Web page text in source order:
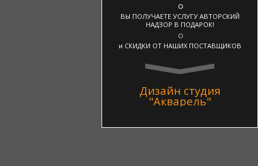
ВЫ ПОЛУЧАЕТЕ УСЛУГУ АВТОРСКИЙ
НАДЗОР В ПОДАРОК!
и СКИДКИ ОТ НАШИХ ПОСТАВЩИКОВ
Дизайн студия
"Акварель"